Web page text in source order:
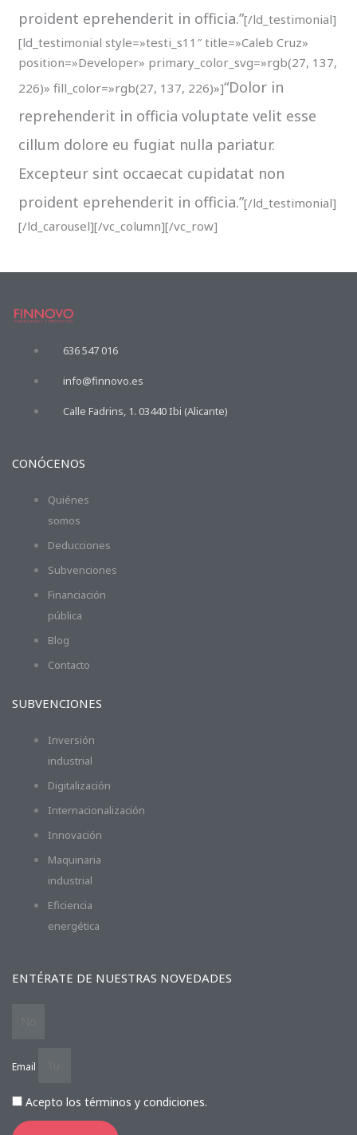
proident eprehenderit in officia.”[/ld_testimonial]
[ld_testimonial style=»testi_s11″ title=»Caleb Cruz»
position=»Developer» primary_color_svg=»rgb(27, 137,
226)» fill_color=»rgb(27, 137, 226)»]“Dolor in
reprehenderit in officia voluptate velit esse
cillum dolore eu fugiat nulla pariatur.
Excepteur sint occaecat cupidatat non
proident eprehenderit in officia.”[/ld_testimonial]
[/ld_carousel][/vc_column][/vc_row]
636 547 016
info@finnovo.es
Calle Fadrins, 1. 03440 Ibi (Alicante)
CONÓCENOS
Quiénes
somos
Deducciones
Subvenciones
Financiación
pública
Blog
Contacto
SUBVENCIONES
Inversión
industrial
Digitalización
Internacionalización
Innovación
Maquinaria
industrial
Eficiencia
energética
ENTÉRATE DE NUESTRAS NOVEDADES
Email
Acepto los términos y condiciones.